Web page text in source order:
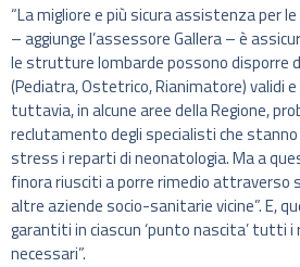
“La migliore e più sicura assistenza per le
– aggiunge l’assessore Gallera – è
le strutture lombarde possono disporre
(Pediatra, Ostetrico, Rianimatore) validi
tuttavia, in alcune aree della Regione,
reclutamento degli specialisti che
stress i reparti di neonatologia. Ma a
finora riusciti a porre rimedio attraverso
altre aziende socio-sanitarie vicine”. E,
garantiti in ciascun ‘punto nascita’ tutti
necessari”.